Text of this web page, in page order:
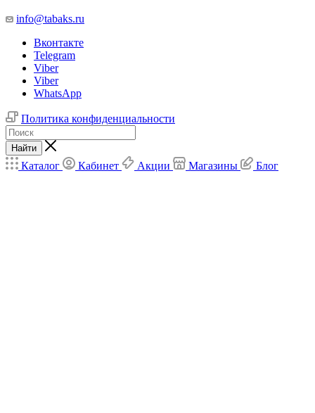
info@tabaks.ru
Вконтакте
Telegram
Viber
Viber
WhatsApp
Политика конфиденциальности
Найти
Каталог Кабинет Акции Магазины Блог